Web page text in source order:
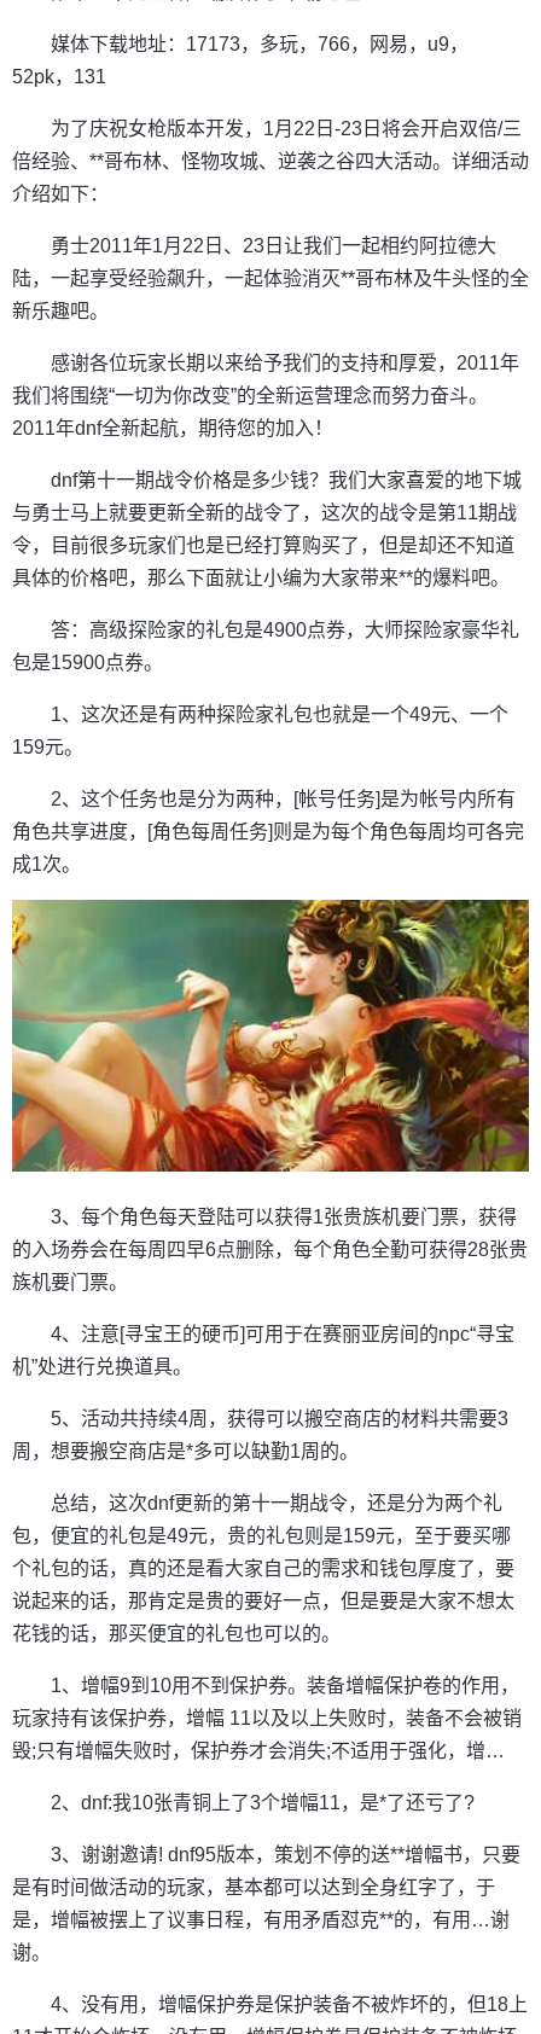
媒体下载地址：17173，多玩，766，网易，u9，
52pk，131
为了庆祝女枪版本开发，1月22日-23日将会开启双倍/三
倍经验、**哥布林、怪物攻城、逆袭之谷四大活动。详细活动
介绍如下：
勇士2011年1月22日、23日让我们一起相约阿拉德大
陆，一起享受经验飙升，一起体验消灭**哥布林及牛头怪的全
新乐趣吧。
感谢各位玩家长期以来给予我们的支持和厚爱，2011年
我们将围绕“一切为你改变”的全新运营理念而努力奋斗。
2011年dnf全新起航，期待您的加入！
dnf第十一期战令价格是多少钱？我们大家喜爱的地下城
与勇士马上就要更新全新的战令了，这次的战令是第11期战
令，目前很多玩家们也是已经打算购买了，但是却还不知道
具体的价格吧，那么下面就让小编为大家带来**的爆料吧。
答：高级探险家的礼包是4900点券，大师探险家豪华礼
包是15900点券。
1、这次还是有两种探险家礼包也就是一个49元、一个
159元。
2、这个任务也是分为两种，[帐号任务]是为帐号内所有
角色共享进度，[角色每周任务]则是为每个角色每周均可各完
成1次。
3、每个角色每天登陆可以获得1张贵族机要门票，获得
的入场券会在每周四早6点删除，每个角色全勤可获得28张贵
族机要门票。
4、注意[寻宝王的硬币]可用于在赛丽亚房间的npc“寻宝
机”处进行兑换道具。
5、活动共持续4周，获得可以搬空商店的材料共需要3
周，想要搬空商店是*多可以缺勤1周的。
总结，这次dnf更新的第十一期战令，还是分为两个礼
包，便宜的礼包是49元，贵的礼包则是159元，至于要买哪
个礼包的话，真的还是看大家自己的需求和钱包厚度了，要
说起来的话，那肯定是贵的要好一点，但是要是大家不想太
花钱的话，那买便宜的礼包也可以的。
1、增幅9到10用不到保护券。装备增幅保护卷的作用，
玩家持有该保护券，增幅 11以及以上失败时，装备不会被销
毁;只有增幅失败时，保护券才会消失;不适用于强化，增…
2、dnf:我10张青铜上了3个增幅11，是*了还亏了?
3、谢谢邀请! dnf95版本，策划不停的送**增幅书，只要
是有时间做活动的玩家，基本都可以达到全身红字了，于
是，增幅被摆上了议事日程，有用矛盾怼克**的，有用…谢
谢。
4、没有用，增幅保护券是保护装备不被炸坏的，但18上